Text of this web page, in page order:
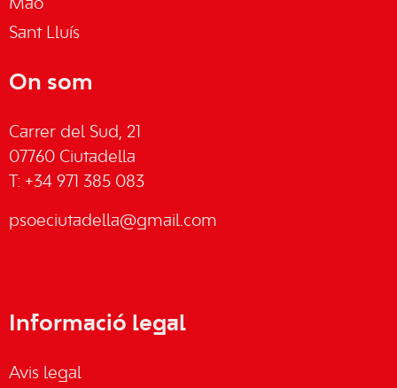
Maó
Sant Lluís
On som
Carrer del Sud, 21
07760 Ciutadella
T: +34 971 385 083
psoeciutadella@gmail.com
Informació legal
Avis legal